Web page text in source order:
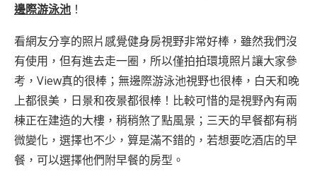
邊際游泳池 ！
看網友分享的照片感覺健身房視野非常好棒，雖然我們沒
有使用，但有進去走一圈，所以僅拍拍環境照片讓大家參
考，View真的很棒；無邊際游泳池視野也很棒，白天和晚
上都很美，日景和夜景都很棒！比較可惜的是視野內有兩
棟正在建造的大樓，稍稍煞了點風景；三天的早餐都有稍
微變化，選擇也不少，算是滿不錯的，若想要吃酒店的早
餐，可以選擇他們附早餐的房型。